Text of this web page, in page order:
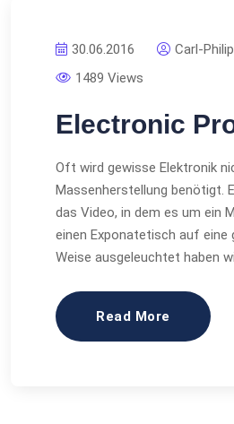
30.06.2016
Carl-
1489 Views
Electronic
Oft wird gewisse Elektronik
Massenherstellung benötigt.
das Video, in dem es um ein
einen Exponatetisch auf eine
Weise ausgeleuchtet haben
Read More